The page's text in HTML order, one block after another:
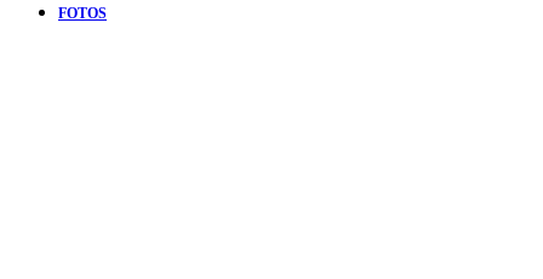
FOTOS